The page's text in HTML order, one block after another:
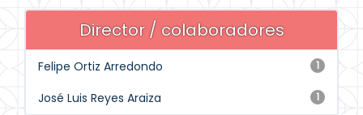
Director / colaboradores
1
Felipe Ortiz Arredondo
1
José Luis Reyes Araiza